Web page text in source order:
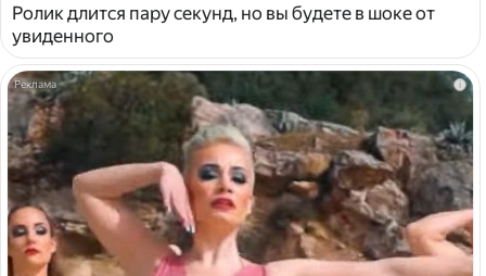
Ролик длится пару секунд, но вы будете в шоке от
увиденного
i